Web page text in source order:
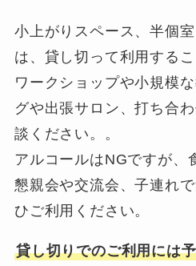
小上がりスペース、半個
は、貸し切って利用するこ
ワークショップや小規模
グや出張サロン、打ち合
談ください。。
アルコールはNGですが、
懇親会や交流会、子連れ
ひご利用ください。
貸し切りでのご利用には